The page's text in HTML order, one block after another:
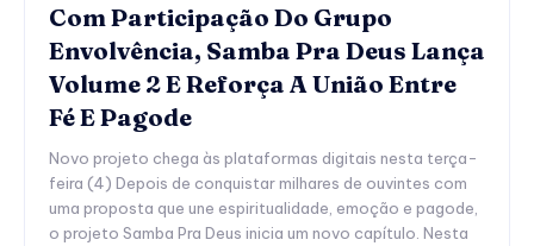
Com Participação Do Grupo
Envolvência, Samba Pra Deus Lança
Volume 2 E Reforça A União Entre
Fé E Pagode
Novo projeto chega às plataformas digitais nesta terça-
feira (4) Depois de conquistar milhares de ouvintes com
uma proposta que une espiritualidade, emoção e pagode,
o projeto Samba Pra Deus inicia um novo capítulo. Nesta